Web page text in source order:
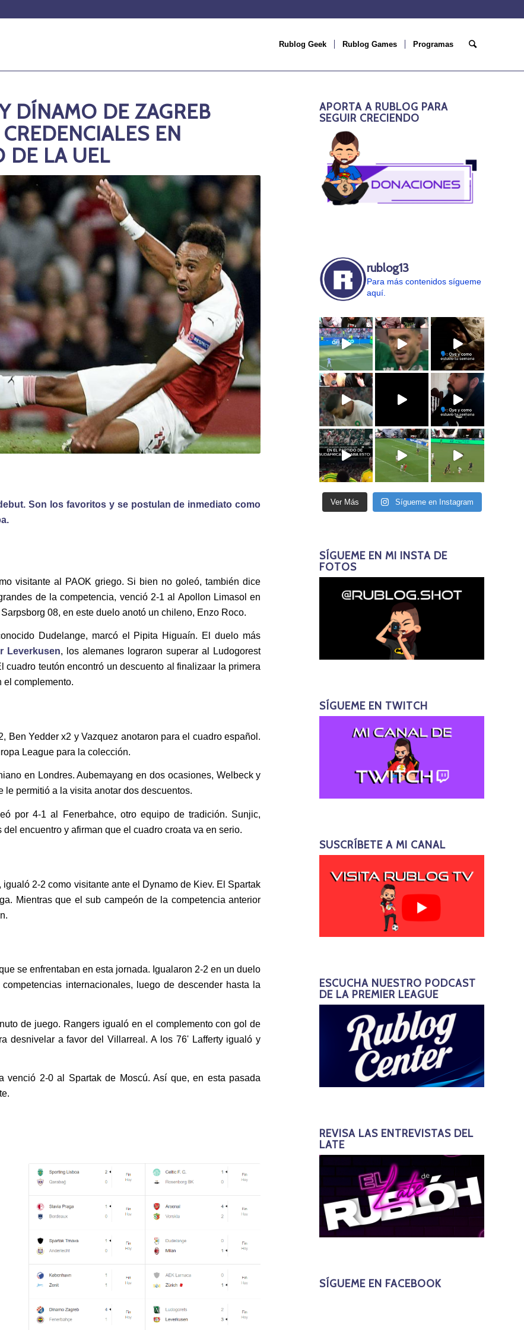
Rublog Geek Rublog Games Programas
DÍNAMO DE ZAGREB
EN
DE LA UEL
Son los favoritos y se postulan de inmediato como
visitante al PAOK griego. Si bien no goleó, también dice
de la competencia, venció 2-1 al Apollon Limasol en
08, en este duelo anotó un chileno, Enzo Roco.
Dudelange, marcó el Pipita Higuaín. El duelo más
Leverkusen, los alemanes lograron superar al Ludogorest
teutón encontró un descuento al finalizaar la primera
el complemento.
Ben Yedder x2 y Vazquez anotaron para el cuadro español.
League para la colección.
en Londres. Aubemayang en dos ocasiones, Welbeck y
permitió a la visita anotar dos descuentos.
por 4-1 al Fenerbahce, otro equipo de tradición. Sunjic,
encuentro y afirman que el cuadro croata va en serio.
2-2 como visitante ante el Dynamo de Kiev. El Spartak
Mientras que el sub campeón de la competencia anterior
se enfrentaban en esta jornada. Igualaron 2-2 en un duelo
internacionales, luego de descender hasta la
de juego. Rangers igualó en el complemento con gol de
desnivelar a favor del Villarreal. A los 76' Lafferty igualó y
2-0 al Spartak de Moscú. Así que, en esta pasada
APORTA A RUBLOG PARA
SEGUIR CRECIENDO
rublog13
Para más contenidos sígueme
aquí.
Ver Más Sígueme en Instagram
SÍGUEME EN MI INSTA DE
FOTOS
SÍGUEME EN TWITCH
SUSCRÍBETE A MI CANAL
ESCUCHA NUESTRO PODCAST
DE LA PREMIER LEAGUE
REVISA LAS ENTREVISTAS DEL
LATE
SÍGUEME EN FACEBOOK